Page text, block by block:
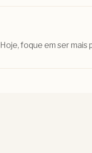
Hoje, foque em ser mais